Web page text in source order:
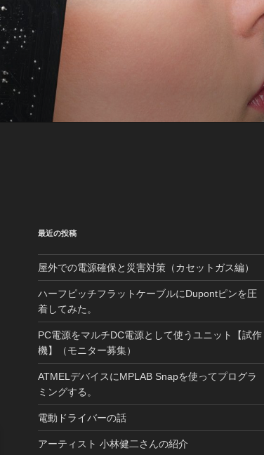
最近の投稿
屋外での電源確保と災害対策（カセットガス編）
ハーフピッチフラットケーブルにDupontピンを圧
着してみた。
PC電源をマルチDC電源として使うユニット【試作
機】（モニター募集）
ATMELデバイスにMPLAB Snapを使ってプログラ
ミングする。
電動ドライバーの話
アーティスト 小林健二さんの紹介